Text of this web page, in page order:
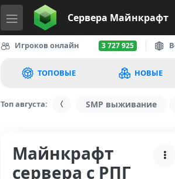
Сервера Майнкрафт
Игроков онлайн 3 727 925
ТОПОВЫЕ НОВЫЕ
Топ августа: SMP выживание
Майнкрафт
сервера с РПГ